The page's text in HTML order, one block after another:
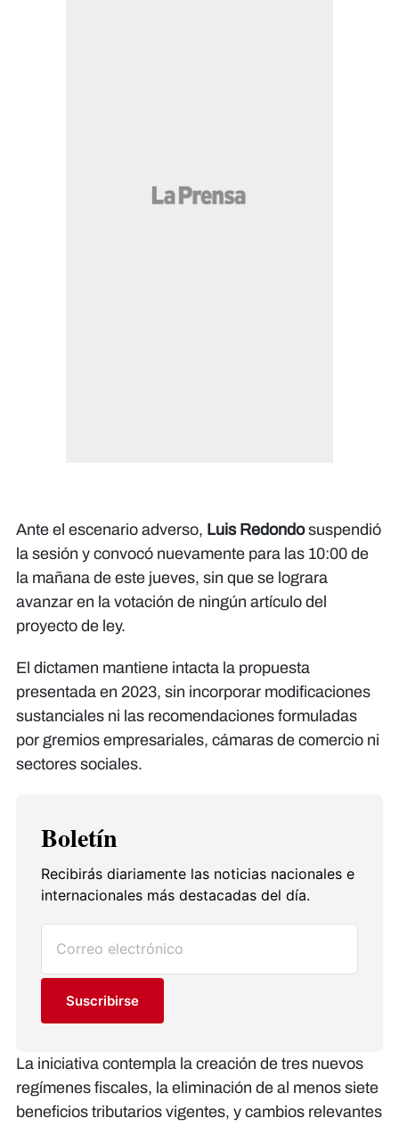
Ante el escenario adverso, Luis Redondosuspendió
la sesión y convocó nuevamente para las 10:00 de
la mañana de este jueves, sin que se lograra
avanzar en la votación de ningún artículo del
proyecto de ley.
El dictamen mantiene intacta la propuesta
presentada en 2023, sin incorporar modificaciones
sustanciales ni las recomendaciones formuladas
por gremios empresariales, cámaras de comercio ni
sectores sociales.
Boletín
Recibirás diariamente las noticias nacionales e
internacionales más destacadas del día.
Suscribirse
La iniciativa contempla la creación de tres nuevos
regímenes fiscales, la eliminación de al menos siete
beneficios tributarios vigentes, y cambios relevantes